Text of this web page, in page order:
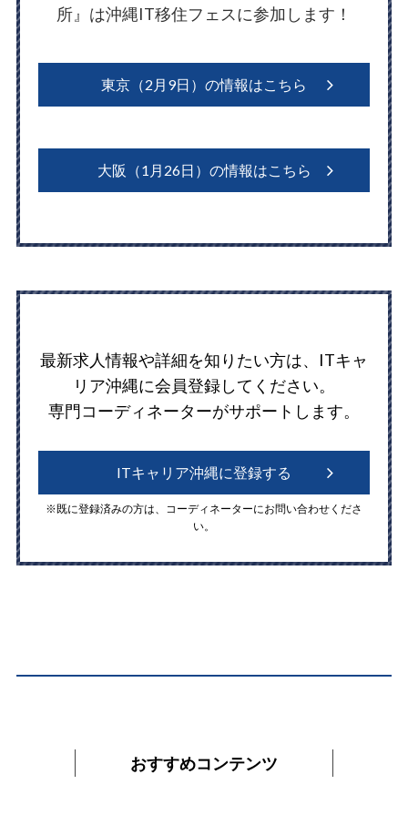
所』は沖縄IT移住フェスに参加します！
東京（2月9日）の情報はこちら
大阪（1月26日）の情報はこちら
最新求人情報や詳細を知りたい方は、ITキャ
リア沖縄に会員登録してください。
専門コーディネーターがサポートします。
ITキャリア沖縄に登録する
※既に登録済みの方は、コーディネーターにお問い合わせくださ
い。
おすすめコンテンツ